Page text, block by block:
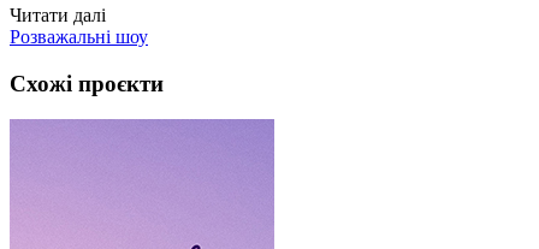
Читати далі
Розважальні шоу
Схожі проєкти